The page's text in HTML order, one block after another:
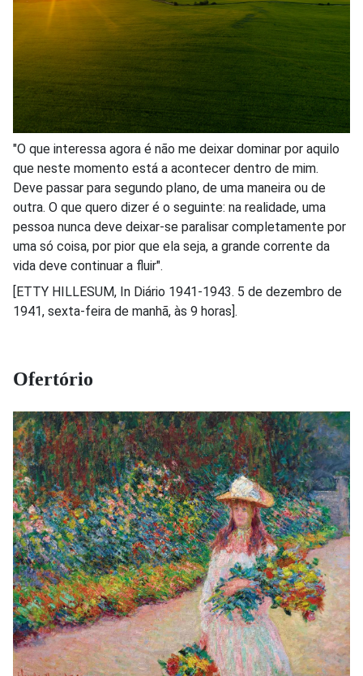
"O que interessa agora é não me deixar dominar por aquilo
que neste momento está a acontecer dentro de mim.
Deve passar para segundo plano, de uma maneira ou de
outra. O que quero dizer é o seguinte: na realidade, uma
pessoa nunca deve deixar-se paralisar completamente por
uma só coisa, por pior que ela seja, a grande corrente da
vida deve continuar a fluir".
[ETTY HILLESUM, In Diário 1941-1943. 5 de dezembro de
1941, sexta-feira de manhã, às 9 horas].
Ofertório